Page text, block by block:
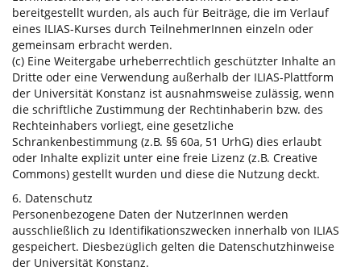
bereitgestellt wurden, als auch für Beiträge, die im Verlauf
eines ILIAS-Kurses durch TeilnehmerInnen einzeln oder
gemeinsam erbracht werden.
(c) Eine Weitergabe urheberrechtlich geschützter Inhalte an
Dritte oder eine Verwendung außerhalb der ILIAS-Plattform
der Universität Konstanz ist ausnahmsweise zulässig, wenn
die schriftliche Zustimmung der Rechtinhaberin bzw. des
Rechteinhabers vorliegt, eine gesetzliche
Schrankenbestimmung (z.B. §§ 60a, 51 UrhG) dies erlaubt
oder Inhalte explizit unter eine freie Lizenz (z.B. Creative
Commons) gestellt wurden und diese die Nutzung deckt.
6. Datenschutz
Personenbezogene Daten der NutzerInnen werden
ausschließlich zu Identifikationszwecken innerhalb von ILIAS
gespeichert. Diesbezüglich gelten die Datenschutzhinweise
der Universität Konstanz.